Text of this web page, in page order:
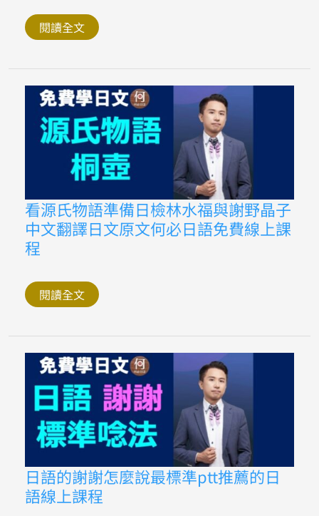
語
會
話
必
會
日
語
俚
語
慣
必
日
語
線
上
課
閱讀全文
看源氏物語準備日檢林水福與謝野晶子
中文翻譯日文原文何必日語免費線上課
程
看
源
氏
物
語
準
日
檢
林
與
謝
野
晶
子
中
文
翻
譯
日
原
文
何
必
閱讀全文
日語的謝謝怎麼說最標準ptt推薦的日
語線上課程
日
語
的
謝